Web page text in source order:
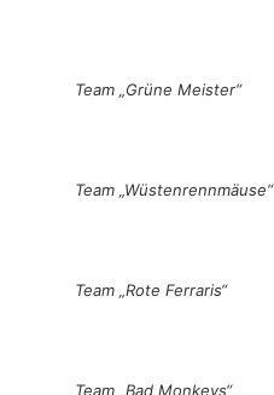
Team „Grüne Meister“
Team „Wüstenrennmäuse“
Team „Rote Ferraris“
Team „Bad Monkeys“